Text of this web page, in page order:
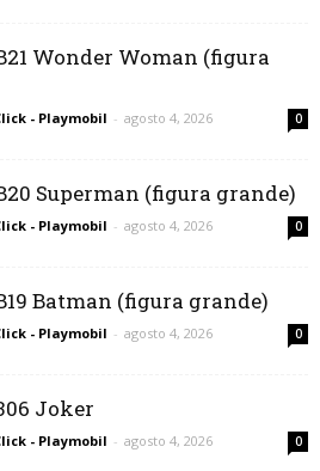
Wonder Woman (figura
- Playmobil - agosto 4, 2026 0
Superman (figura grande)
- Playmobil - agosto 4, 2026 0
Batman (figura grande)
- Playmobil - agosto 4, 2026 0
Joker
- Playmobil - agosto 4, 2026 0